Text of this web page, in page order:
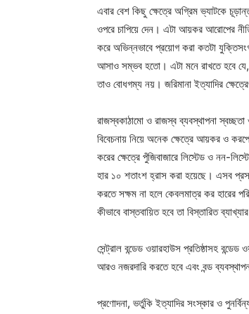
এবার বেশ কিছু ক্ষেত্রে অগ্রিম ভ্যাটকে
ওপরে চাপিয়ে দেন। এটা আয়কর আরোপের
করে অভিন্নভাবে প্রয়োগ করা কতটা
আসাও সম্ভব হতো। এটা মনে রাখতে হবে যে,
তাও বোধগম্য নয়। জরিমানা ইত্যাদির
রাজস্বকাঠামো ও রাজস্ব ব্যবস্থাপনা স্বচ্ছতা
বিবেচনায় নিয়ে অনেক ক্ষেত্রে আয়কর ও
করের ক্ষেত্রে পুঁজিবাজারে লিস্টেড ও নন-
হার ১০ শতাংশ হ্রাস করা হয়েছে। এসব
করতে সক্ষম না হলে কেবলমাত্র কর হারের
কীভাবে বাস্তবায়িত হবে তা বিস্তারিত
সেন্ট্রাল বন্ডেড ওয়ারহাউস প্রতিষ্ঠাসহ
আরও নজরদারি করতে হবে এবং বন্ড
প্রণোদনা, ভর্তুকি ইত্যাদির সংস্কার ও